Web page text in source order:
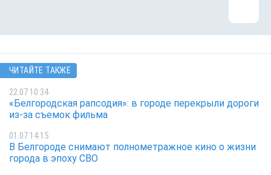
ЧИТАЙТЕ ТАКЖЕ
22.07 10:34
«Белгородская рапсодия»: в городе перекрыли дороги
из-за съемок фильма
01.07 14:15
В Белгороде снимают полнометражное кино о жизни
города в эпоху СВО